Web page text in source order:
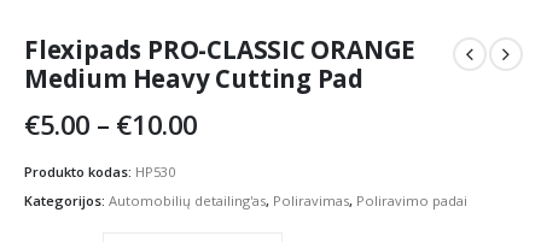
Flexipads PRO-CLASSIC ORANGE
Medium Heavy Cutting Pad
€5.00 – €10.00Price
through
Produkto kodas: HP530
Kategorijos: Automobilių detailing'as, Poliravimas, Poliravimo padai